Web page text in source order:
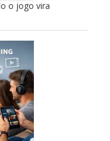
o jogo vira